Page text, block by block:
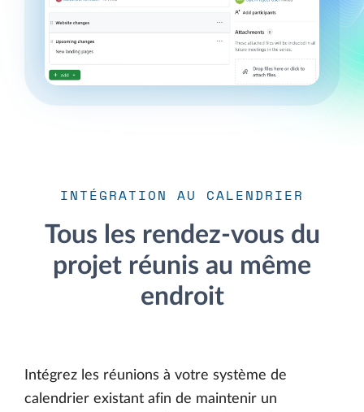
INTÉGRATION AU CALENDRIER
Tous les rendez-vous du
projet réunis au même
endroit
Intégrez les réunions à votre système de
calendrier existant afin de maintenir un